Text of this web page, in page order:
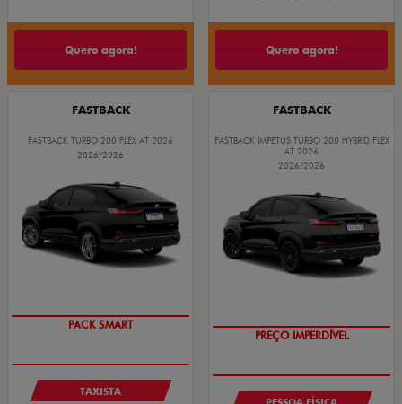
Quero agora! Quero agora!
FASTBACK
FASTBACK TURBO 200 FLEX AT 2026
2026/2026
PACK SMART
TAXISTA
FASTBACK
FASTBACK IMPETUS TURBO 200 HYBRID FLEX
AT 2026
2026/2026
PREÇO IMPERDÍVEL